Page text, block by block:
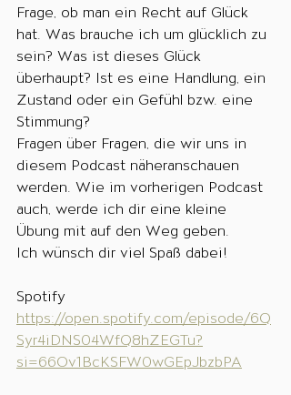
Frage, ob man ein Recht auf Glück
hat. Was brauche ich um glücklich zu
sein? Was ist dieses Glück
überhaupt? Ist es eine Handlung, ein
Zustand oder ein Gefühl bzw. eine
Stimmung?
Fragen über Fragen, die wir uns in
diesem Podcast näheranschauen
werden. Wie im vorherigen Podcast
auch, werde ich dir eine kleine
Übung mit auf den Weg geben.
Ich wünsch dir viel Spaß dabei!
Spotify
https://open.spotify.com/episode/6Q
Syr4iDNS04WfQ8hZEGTu?
si=66Ov1BcKSFW0wGEpJbzbPA